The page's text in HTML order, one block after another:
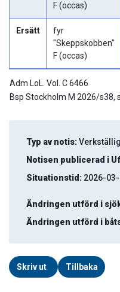
F (occas)
Ersätt
fyr
"Skeppskobben"
F (occas)
Adm LoL. Vol. C 6466
Bsp Stockholm M 2026/s38,
Typ av notis:
Notisen publicerad i
Situationstid: 2026-
Ändringen utförd i
Ändringen utförd i
Skriv ut Tillbaka